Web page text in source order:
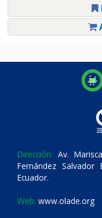
Dirección: Av.
Fernández
Ecuador.
Web: www.olade.org